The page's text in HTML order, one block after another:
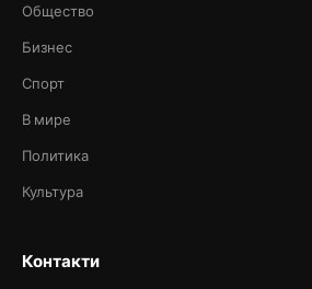
Общество
Бизнес
Спорт
В мире
Политика
Культура
Контакти